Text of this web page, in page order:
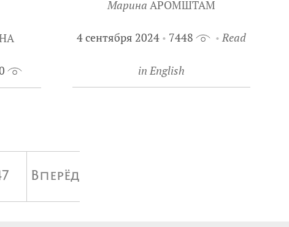
Марина АРОМШТАМ
4 сентября 2024 7448 Read
in English
Вперёд